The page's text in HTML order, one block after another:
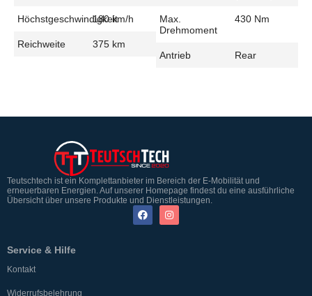
Höchstgeschwindigkeit
180 km/h
Reichweite 375 km
Max.
Drehmoment
430 Nm
Antrieb Rear
Teutschtech ist ein Komplettanbieter im Bereich der E-Mobilität und
erneuerbaren Energien. Auf unserer Homepage findest du eine ausführliche
Übersicht über unsere Produkte und Dienstleistungen.
Service & Hilfe
Kontakt
Widerrufsbelehrung